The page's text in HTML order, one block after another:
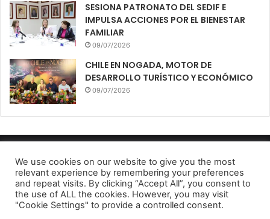
SESIONA PATRONATO DEL SEDIF E
IMPULSA ACCIONES POR EL BIENESTAR
FAMILIAR
09/07/2026
CHILE EN NOGADA, MOTOR DE
DESARROLLO TURÍSTICO Y ECONÓMICO
09/07/2026
Diario El Oportuno 2022
Aviso de Privacidad
Facebook
TwitterTelegram
We use cookies on our website to give you the most
relevant experience by remembering your preferences
and repeat visits. By clicking “Accept All”, you consent to
the use of ALL the cookies. However, you may visit
"Cookie Settings" to provide a controlled consent.